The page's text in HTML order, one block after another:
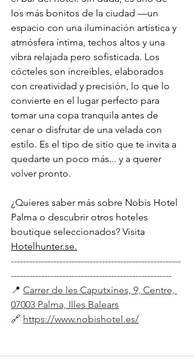
los más bonitos de la ciudad —un
espacio con una iluminación artística y
atmósfera íntima, techos altos y una
vibra relajada pero sofisticada. Los
cócteles son increíbles, elaborados
con creatividad y precisión, lo que lo
convierte en el lugar perfecto para
tomar una copa tranquila antes de
cenar o disfrutar de una velada con
estilo. Es el tipo de sitio que te invita a
quedarte un poco más... y a querer
volver pronto.
¿Quieres saber más sobre Nobis Hotel
Palma o descubrir otros hoteles
boutique seleccionados? Visita
Hotelhunter.se.
--------------------------------------------------------
-----------------------------------------------------
📍 Carrer de les Caputxines, 9, Centre,
07003 Palma, Illes Balears
🔗 https://www.nobishotel.es/